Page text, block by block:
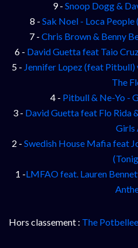
9 - Snoop Dogg &
8 - Sak Noel - Loca People
7 - Chris Brown & Benny
6 - David Guetta feat Taio
5 - Jennifer Lopez (feat
The
4 - Pitbull & Ne-Yo -
3 - David Guetta feat Flo Rida
Girls
2 - Swedish House Mafia feat
1 -LMFAO feat. Lauren
Hors classement : The